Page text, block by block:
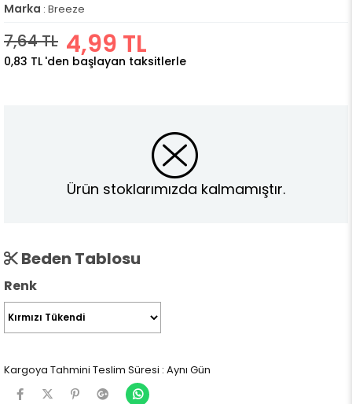
Marka : Breeze
7,64 TL 4,99 TL
0,83 TL 'den başlayan taksitlerle
Ürün stoklarımızda kalmamıştır.
Beden Tablosu
Renk
Kargoya Tahmini Teslim Süresi : Aynı Gün